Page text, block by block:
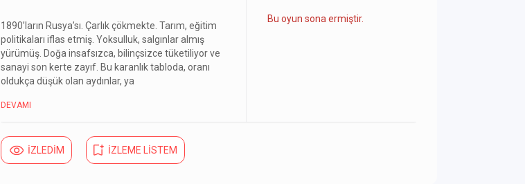
1890’ların Rusya’sı. Çarlık çökmekte. Tarım, eğitim
politikaları iflas etmiş. Yoksulluk, salgınlar almış
yürümüş. Doğa insafsızca, bilinçsizce tüketiliyor ve
sanayi son kerte zayıf. Bu karanlık tabloda, oranı
oldukça düşük olan aydınlar, ya
DEVAMI
Bu oyun sona ermiştir.
İZLEDİM İZLEME LİSTEM